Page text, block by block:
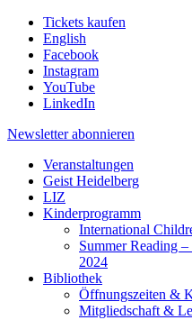
Tickets kaufen
English
Facebook
Instagram
YouTube
LinkedIn
Newsletter abonnieren
Veranstaltungen
Geist Heidelberg
LIZ
Kinderprogramm
International
Summer Reading
2024
Bibliothek
Öffnungszeiten &
Mitgliedschaft &